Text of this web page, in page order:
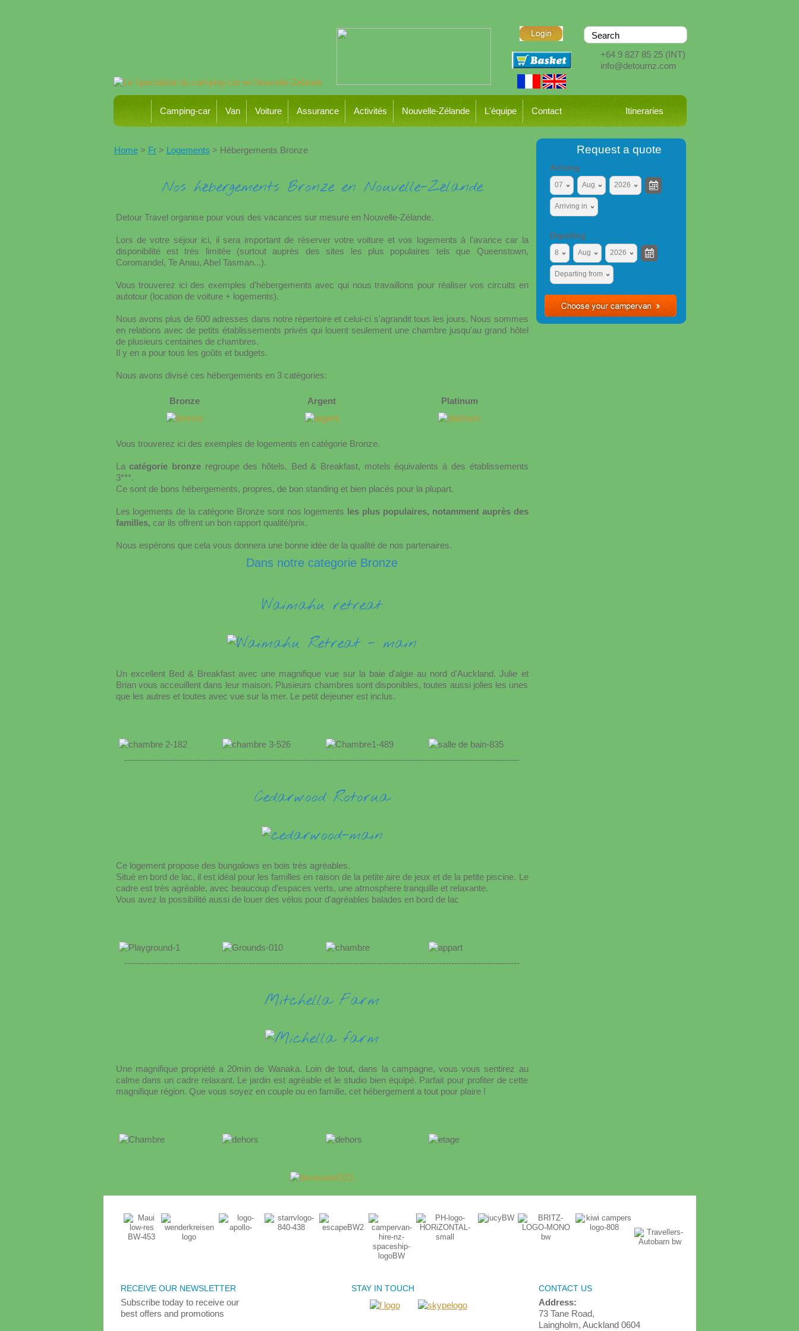
+64 9 827 85 25(INT)
info@detournz.com
Camping-car Van Voiture Assurance Activités Nouvelle-Zélande L'équipe Contact Itineraries
Home> Fr> Logements > Hébergements Bronze
Nos hébergements Bronze en Nouvelle-Zélande
Detour Travel organise pour vous des vacances sur mesure en Nouvelle-Zélande.
Lors de votre séjour ici, il sera important de réserver votre voiture et vos logements à l'avance car la
disponibilité est très limitée (surtout auprès des sites les plus populaires tels que Queenstown,
Coromandel, Te Anau, Abel Tasman...).
Vous trouverez ici des exemples d'hébergements avec qui nous travaillons pour réaliser vos circuits en
autotour (location de voiture + logements).
Nous avons plus de 600 adresses dans notre répertoire et celui-ci s'agrandit tous les jours. Nous sommes
en relations avec de petits établissements privés qui louent seulement une chambre jusqu'au grand hôtel
de plusieurs centaines de chambres.
Il y en a pour tous les goûts et budgets.
Nous avons divisé ces hébergements en 3 catégories:
Bronze Argent Platinum
Vous trouverez ici des exemples de logements en catégorie Bronze.
Lacatégorie bronzeregroupe des hôtels, Bed & Breakfast, motels équivalents à des établissements
3***.
Ce sont de bons hébergements, propres, de bon standing et bien placés pour la plupart.
Les logements de la catégorie Bronze sont nos logements les plus populaires, notamment auprès des
familles, car ils offrent un bon rapport qualité/prix.
Nous espérons que cela vous donnera une bonne idée de la qualité de nos partenaires.
Dans notre categorie Bronze
Waimahu retreat
Un excellent Bed & Breakfast avec une magnifique vue sur la baie d'algie au nord d'Auckland. Julie et
Brian vous acceuillent dans leur maison. Plusieurs chambres sont disponibles, toutes aussi jolies les unes
que les autres et toutes avec vue sur la mer. Le petit dejeuner est inclus.
-------------------------------------------------------------------------------------------------------------------------------------
Cedarwood Rotorua
Ce logement propose des bungalows en bois très agréables.
Situé en bord de lac, il est idéal pour les familles en raison de la petite aire de jeux et de la petite piscine. Le
cadre est très agréable, avec beaucoup d'espaces verts, une atmosphere tranquille et relaxante.
Vous avez la possibilité aussi de louer des vélos pour d'agréables balades en bord de lac
-------------------------------------------------------------------------------------------------------------------------------------
Mitchella Farm
Une magnifique propriété a 20min de Wanaka. Loin de tout, dans la campagne, vous vous sentirez au
calme dans un cadre relaxant. Le jardin est agréable et le studio bien équipé. Parfait pour profiter de cette
magnifique région. Que vous soyez en couple ou en famille, cet hébergement a tout pour plaire !
Request a quote
Arriving
07 Aug 2026
Arriving in
Departing
8 Aug 2026
Departing from
RECEIVE OUR NEWSLETTER
Subscribe today to receiveour
best offers and promotions
STAY IN TOUCH CONTACT US
Address:
73 Tane Road,
Laingholm, Auckland 0604